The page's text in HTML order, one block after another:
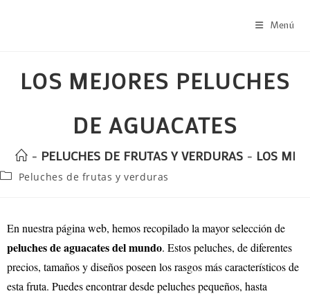
Menú
LOS MEJORES PELUCHES
DE AGUACATES
- PELUCHES DE FRUTAS Y VERDURAS - LOS
Peluches de frutas y verduras
En nuestra página web, hemos recopilado la mayor selección de
peluches de aguacates del mundo. Estos peluches, de diferentes
precios, tamaños y diseños poseen los rasgos más característicos de
esta fruta. Puedes encontrar desde peluches pequeños, hasta